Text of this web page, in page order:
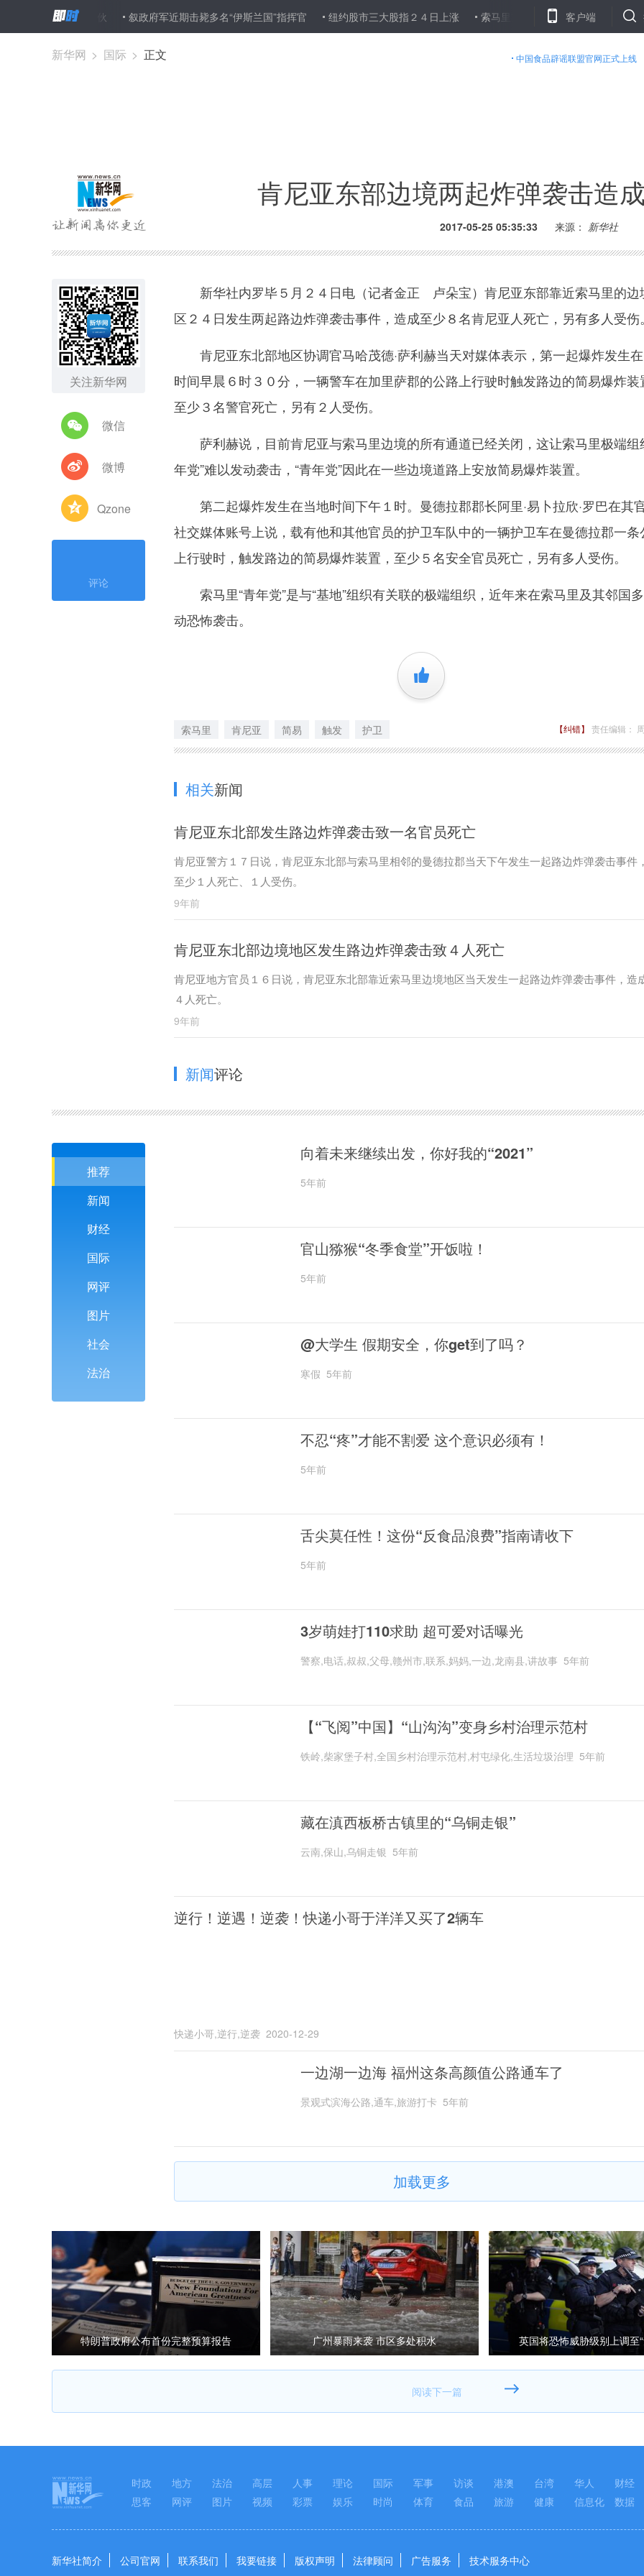
袭案嫌疑人同伙 叙政府军近期击毙多名“伊斯兰国”指挥官 纽约股市三大股指２４日上涨 索马里首都发生汽车爆炸袭击至少５人死亡
客户端
中国食品辟谣联盟官网正式上线
新华网 > 国际 > 正文
肯尼亚东部边境两起炸弹袭击造
2017-05-25 05:35:33 来源： 新华社
关注新华网
微信
微博
Qzone
评论
新华社内罗毕５月２４日电（记者金正 卢朵宝）肯尼亚东部靠近索马里的边
区２４日发生两起路边炸弹袭击事件，造成至少８名肯尼亚人死亡，另有多人受伤
肯尼亚东北部地区协调官马哈茂德·萨利赫当天对媒体表示，第一起爆炸发生
时间早晨６时３０分，一辆警车在加里萨郡的公路上行驶时触发路边的简易爆炸装
至少３名警官死亡，另有２人受伤。
萨利赫说，目前肯尼亚与索马里边境的所有通道已经关闭，这让索马里极端组
年党”难以发动袭击，“青年党”因此在一些边境道路上安放简易爆炸装置。
第二起爆炸发生在当地时间下午１时。曼德拉郡郡长阿里·易卜拉欣·罗巴在其
社交媒体账号上说，载有他和其他官员的护卫车队中的一辆护卫车在曼德拉郡一条
上行驶时，触发路边的简易爆炸装置，至少５名安全官员死亡，另有多人受伤。
索马里“青年党”是与“基地”组织有关联的极端组织，近年来在索马里及其邻国
动恐怖袭击。
+1
索马里 肯尼亚 简易 触发 护卫 【纠错】 责任编辑：
相关新闻
肯尼亚东北部发生路边炸弹袭击致一名官员死亡
肯尼亚警方１７日说，肯尼亚东北部与索马里相邻的曼德拉郡当天下午发生一起路边炸弹袭击事件
至少１人死亡、１人受伤。
9年前
肯尼亚东北部边境地区发生路边炸弹袭击致４人死亡
肯尼亚地方官员１６日说，肯尼亚东北部靠近索马里边境地区当天发生一起路边炸弹袭击事件，造
４人死亡。
9年前
新闻评论
推荐
新闻
财经
国际
网评
图片
社会
法治
向着未来继续出发，你好我的“2021”
5年前
官山猕猴“冬季食堂”开饭啦！
5年前
@大学生 假期安全，你get到了吗？
寒假 5年前
不忍“疼”才能不割爱 这个意识必须有！
5年前
舌尖莫任性！这份“反食品浪费”指南请收下
5年前
3岁萌娃打110求助 超可爱对话曝光
警察,电话,叔叔,父母,赣州市,联系,妈妈,一边,龙南县,讲故事 5年前
【“飞阅”中国】“山沟沟”变身乡村治理示范村
铁岭,柴家堡子村,全国乡村治理示范村,村屯绿化,生活垃圾治理 5年前
藏在滇西板桥古镇里的“乌铜走银”
云南,保山,乌铜走银 5年前
逆行！逆遇！逆袭！快递小哥于洋洋又买了2辆车
快递小哥,逆行,逆袭 2020-12-29
一边湖一边海 福州这条高颜值公路通车了
景观式滨海公路,通车,旅游打卡 5年前
加载更多
特朗普政府公布首份完整预算报告 广州暴雨来袭 市区多处积水 英国将恐怖威胁级别上调至
时政 地方 法治 高层 人事 理论 国际 军事 访谈 港澳 台湾 华人
财经
思客
网评 图片 视频 彩票 娱乐 时尚 体育 食品 旅游 健康 信息化 数据
新华社简介 公司官网 联系我们 我要链接 版权声明 法律顾问 广告服务 技术服务中心